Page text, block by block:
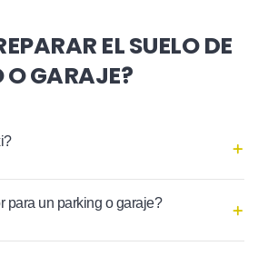
EL SUELO DE
O GARAJE?
para un parking o garaje?